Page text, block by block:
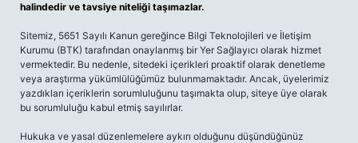
halindedir ve tavsiye niteliği taşımazlar.
Sitemiz, 5651 Sayılı Kanun gereğince Bilgi Teknolojileri ve İletişim
Kurumu (BTK) tarafından onaylanmış bir Yer Sağlayıcı olarak hizmet
vermektedir. Bu nedenle, sitedeki içerikleri proaktif olarak denetleme
veya araştırma yükümlülüğümüz bulunmamaktadır. Ancak, üyelerimiz
yazdıkları içeriklerin sorumluluğunu taşımakta olup, siteye üye olarak
bu sorumluluğu kabul etmiş sayılırlar.
Hukuka ve yasal düzenlemelere aykırı olduğunu düşündüğünüz